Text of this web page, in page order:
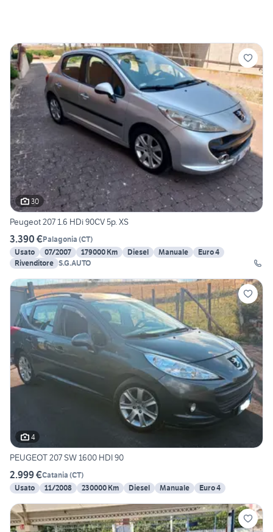
30
Peugeot 207 1.6 HDi 90CV 5p. XS
3.390 €Palagonia (CT)
Usato
07/2007 179000 Km Diesel Manuale
Euro 4
Rivenditore S.G.AUTO
4
PEUGEOT 207 SW 1600 HDI 90
2.999 €Catania (CT)
Usato
11/2008 230000 Km Diesel Manuale Euro 4